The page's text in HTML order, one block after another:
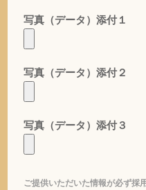
写真（データ）添付１
写真（データ）添付２
写真（データ）添付３
ご提供いただいた情報が必ず採